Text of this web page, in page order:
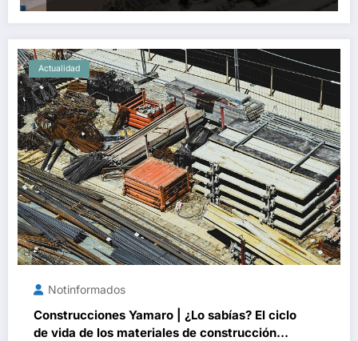
Actualidad
Notinformados
Construcciones Yamaro | ¿Lo sabías? El ciclo
de vida de los materiales de construcción